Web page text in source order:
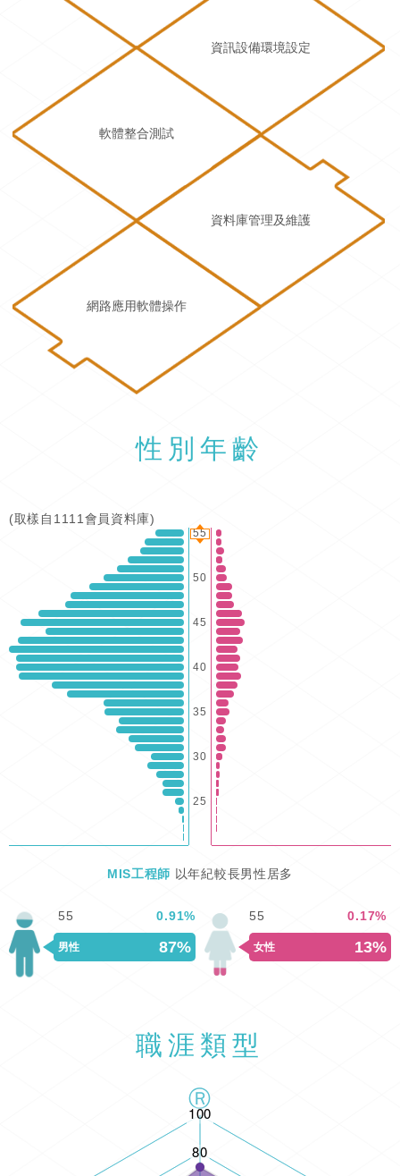
資訊設備環境設定
軟體整合測試
資料庫管理及維護
網路應用軟體操作
性別年齡
(取樣自1111會員資料庫)
55
50
45
40
35
30
25
MIS工程師 以年紀較長男性居多
男性 87%
55 0.91%
女性 13%
55 0.17%
職涯類型